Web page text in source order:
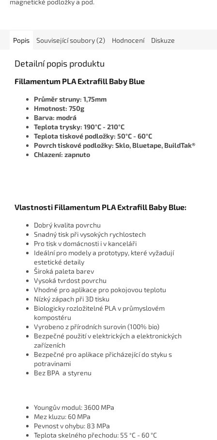
magnetické podložky a pod.
Popis Související soubory (2) Hodnocení Diskuze
Detailní popis produktu
Fillamentum PLA Extrafill Baby Blue
Průměr struny: 1,75mm
Hmotnost: 750g
Barva: modrá
Teplota trysky: 190°C - 210°C
Teplota tiskové podložky: 50°C - 60°C
Povrch tiskové podložky: Sklo, Bluetape, BuildTak®
Chlazení: zapnuto
Vlastnosti Fillamentum PLA Extrafill Baby Blue:
Dobrý kvalita povrchu
Snadný tisk při vysokých rychlostech
Pro tisk v domácnosti i v kanceláři
Ideální pro modely a prototypy, které vyžadují
estetické detaily
Široká paleta barev
Vysoká tvrdost povrchu
Vhodné pro aplikace pro pokojovou teplotu
Nízký zápach při 3D tisku
Biologicky rozložitelné PLA v průmyslovém
kompostéru
Vyrobeno z přírodních surovin (100% bio)
Bezpečné použití v elektrických a elektronických
zařízeních
Bezpečné pro aplikace přicházející do styku s
potravinami
Bez BPA a styrenu
Youngův modul: 3600 MPa
Mez kluzu: 60 MPa
Pevnost v ohybu: 83 MPa
Teplota skelného přechodu: 55 °C - 60°C